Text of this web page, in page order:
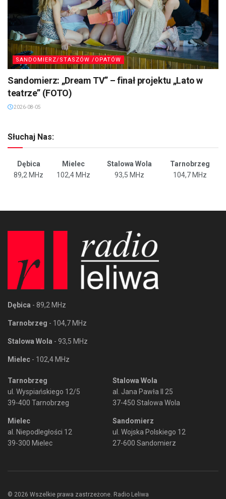
SANDOMIERZ/STASZÓW /OPATÓW
Sandomierz: „Dream TV” – finał projektu „Lato w
teatrze” (FOTO)
2026-08-05
Słuchaj Nas:
Dębica Mielec Stalowa Wola
Tarnobrzeg
89,2 MHz
102,4 MHz 93,5 MHz 104,7 MHz
Dębica - 89,2 MHz
Tarnobrzeg - 104,7 MHz
Stalowa Wola - 93,5 MHz
Mielec - 102,4 MHz
Tarnobrzeg
ul. Wyspiańskiego 12/5
39-400 Tarnobrzeg
Mielec
al. Niepodległości 12
39-300 Mielec
Stalowa Wola
al. Jana Pawła II 25
37-450 Stalowa Wola
Sandomierz
ul. Wojska Polskiego 12
27-600 Sandomierz
© 2026 Wszelkie prawa zastrzeżone. Radio Leliwa